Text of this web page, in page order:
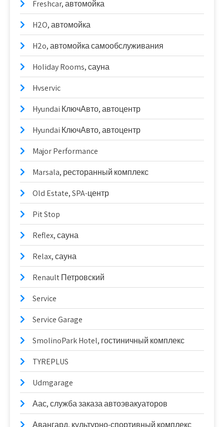
Freshcar, автомойка
H2O, автомойка
H2o, автомойка самообслуживания
Holiday Rooms, сауна
Hvservic
Hyundai КлючАвто, автоцентр
Hyundai КлючАвто, автоцентр
Major Performance
Marsala, ресторанный комплекс
Old Estate, SPA-центр
Pit Stop
Reflex, сауна
Relax, сауна
Renault Петровский
Service
Service Garage
SmolinoPark Hotel, гостиничный комплекс
TYREPLUS
Udmgarage
Аас, служба заказа автоэвакуаторов
Авангард, культурно-спортивный комплекс